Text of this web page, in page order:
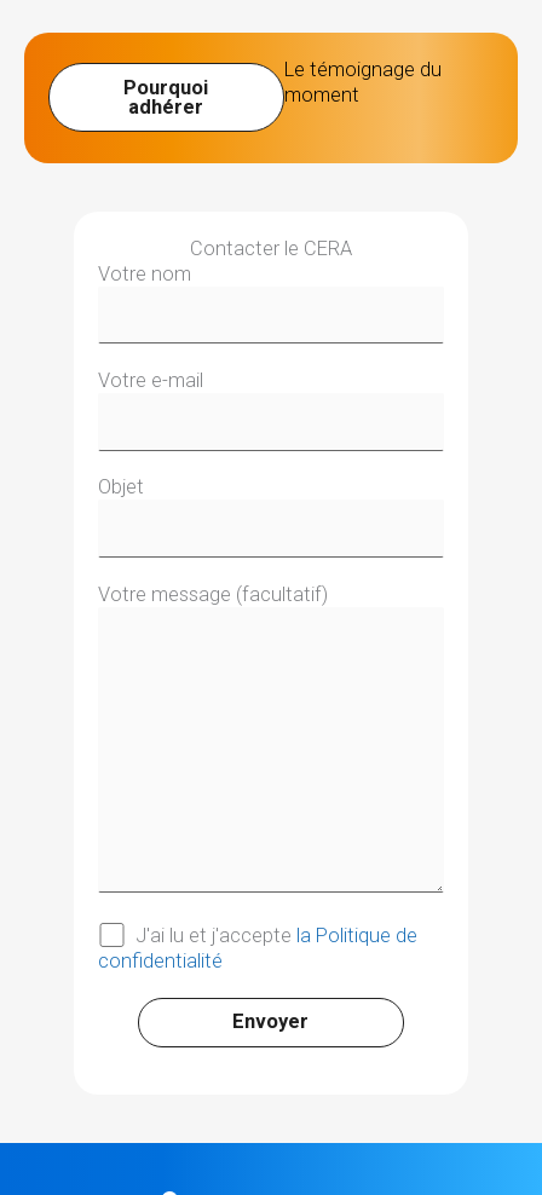
Pourquoi
adhérer
Le témoignage du
moment
Contacter le CERA
Votre nom
Votre e-mail
Objet
Votre message (facultatif)
J'ai lu et j'accepte la Politique de
confidentialité